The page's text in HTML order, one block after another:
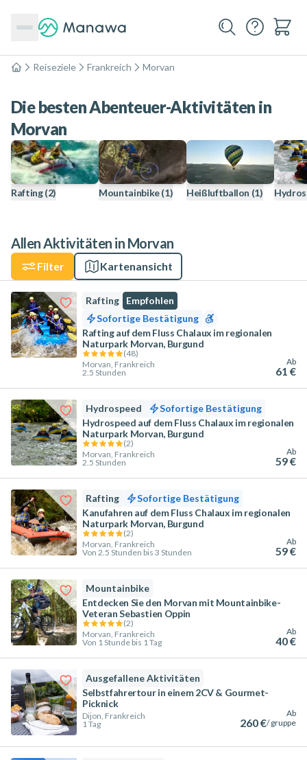
Home
Reiseziele Frankreich Morvan
Die besten Abenteuer-Aktivitäten in
Morvan
Rafting (2) Mountainbike(1) Heißluftballon (1)
Allen Aktivitäten in Morvan
Filter Kartenansicht
Rafting
Empfohlen
Sofortige Bestätigung
Rafting auf dem Fluss Chalaux im regionalen
Naturpark Morvan, Burgund
(48)
Morvan, Frankreich
2.5 Stunden
Ab
61 €
Hydrospeed
Sofortige Bestätigung
Hydrospeed auf dem Fluss Chalaux im regionalen
Naturpark Morvan, Burgund
(2)
Morvan, Frankreich
2.5 Stunden
Ab
59 €
Rafting
Sofortige Bestätigung
Kanufahren auf dem Fluss Chalaux im regionalen
Naturpark Morvan, Burgund
(2)
Morvan, Frankreich
Von 2.5 Stunden bis 3 Stunden
Ab
59 €
Mountainbike
Entdecken Sie den Morvan mit Mountainbike-
Veteran Sebastien Oppin
(2)
Morvan, Frankreich
Von 1 Stunde bis 1 Tag
Ab
40 €
Ausgefallene Aktivitäten
Selbstfahrertour in einem 2CV & Gourmet-
Picknick
Dijon, Frankreich
1 Tag
Ab
260 €/ gruppe